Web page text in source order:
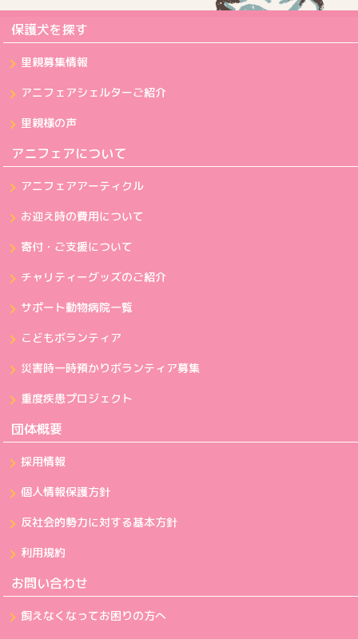
保護犬を探す
里親募集情報
アニフェアシェルターご紹介
里親様の声
アニフェアについて
アニフェアアーティクル
お迎え時の費用について
寄付・ご支援について
チャリティーグッズのご紹介
サポート動物病院一覧
こどもボランティア
災害時一時預かりボランティア募集
重度疾患プロジェクト
団体概要
採用情報
個人情報保護方針
反社会的勢力に対する基本方針
利用規約
お問い合わせ
飼えなくなってお困りの方へ